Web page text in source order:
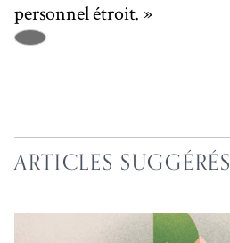
personnel étroit. »
ARTICLES SUGGÉRÉS